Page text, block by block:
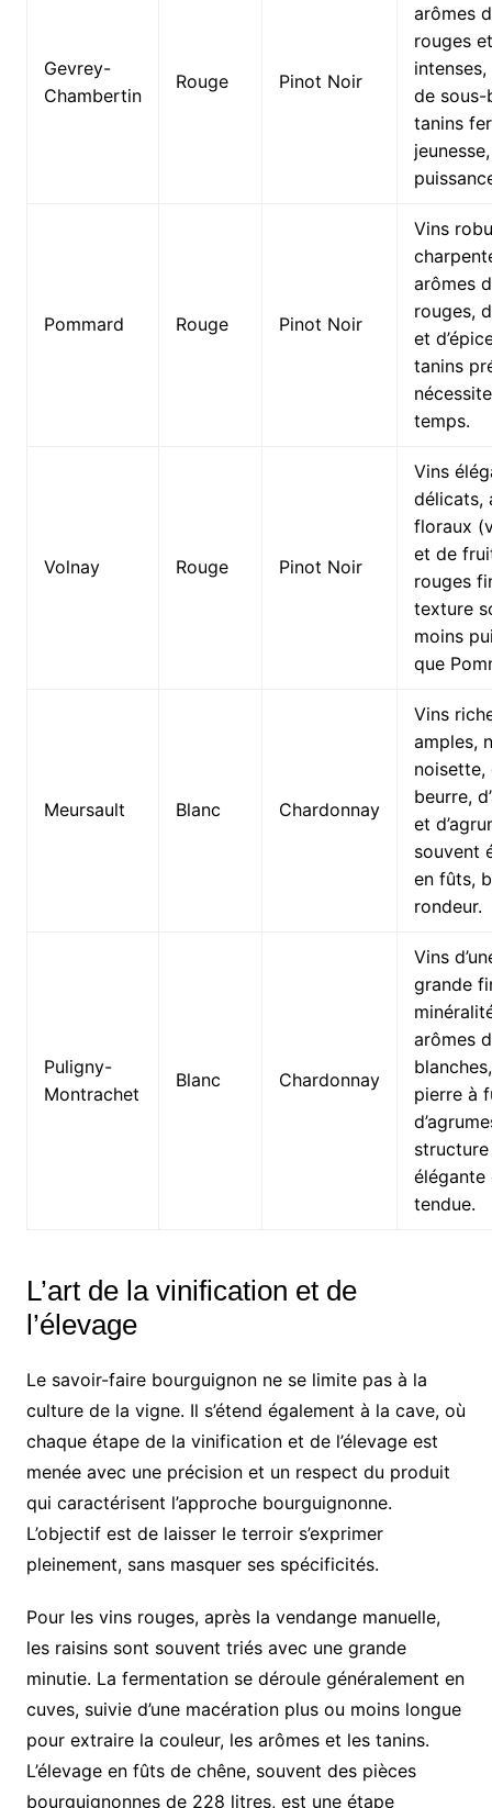
Gevrey-
Chambertin
Rouge Pinot Noir
arômes
rouges
de sous-
tanins
Pommard Rouge Pinot Noir
Vins
arômes
rouges,
et
tanins
temps.
Volnay Rouge Pinot Noir
Vins
délicats,
floraux
et de
rouges
texture
moins
que
Meursault Blanc Chardonnay
Vins
amples,
noisette,
beurre,
et
souvent
en fûts,
rondeur.
Puligny-
Montrachet
Blanc Chardonnay
Vins
grande
arômes
pierre à
structure
élégante
tendue.
L’art de la vinification et de
l’élevage
Le savoir-faire bourguignon ne se limite pas à la
culture de la vigne. Il s’étend également à la cave, où
chaque étape de la vinification et de l’élevage est
menée avec une précision et un respect du produit
qui caractérisent l’approche bourguignonne.
L’objectif est de laisser le terroir s’exprimer
pleinement, sans masquer ses spécificités.
Pour les vins rouges, après la vendange manuelle,
les raisins sont souvent triés avec une grande
minutie. La fermentation se déroule généralement en
cuves, suivie d’une macération plus ou moins longue
pour extraire la couleur, les arômes et les tanins.
L’élevage en fûts de chêne, souvent des pièces
bourguignonnes de 228 litres, est une étape